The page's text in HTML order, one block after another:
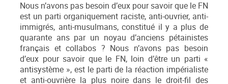
Nous n’avons pas besoin d’eux pour savoir que le FN
est un parti organiquement raciste, anti-ouvrier, anti-
immigrés, anti-musulmans, constitué il y a plus de
quarante ans par un noyau d’anciens pétainistes
français et collabos ? Nous n’avons pas besoin
d’eux pour savoir que le FN, loin d’être un parti «
antisystème », est le parti de la réaction impérialiste
et anti-ouvrière la plus noire dans le droit-fil des